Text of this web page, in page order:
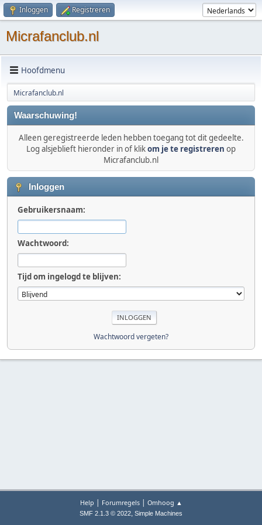
Inloggen Registreren
Micrafanclub.nl
Hoofdmenu
Micrafanclub.nl
Waarschuwing!
Alleen geregistreerde leden hebben toegang tot dit gedeelte.
Log alsjeblieft hieronder in of klikom je te registreren op
Micrafanclub.nl
Inloggen
Gebruikersnaam:
Wachtwoord:
Tijd om ingelogd te blijven:
Wachtwoord vergeten?
Help | Forumregels| Omhoog ▲
SMF 2.1.3 © 2022, Simple Machines